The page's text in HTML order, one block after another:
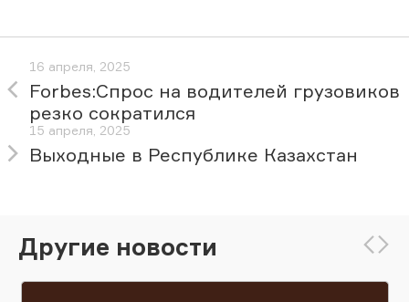
16 апреля, 2025
Forbes:Спрос на водителей грузовиков
резко сократился
15 апреля, 2025
Выходные в Республике Казахстан
Другие новости